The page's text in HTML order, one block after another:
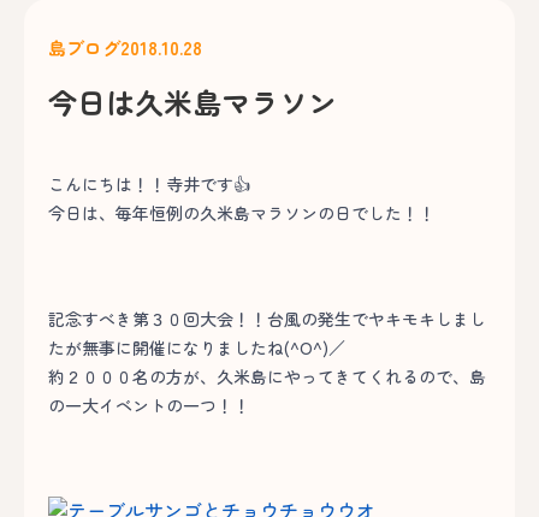
島ブログ2018.10.28
今日は久米島マラソン
こんにちは！！寺井です👍
今日は、毎年恒例の久米島マラソンの日でした！！
記念すべき第３０回大会！！台風の発生でヤキモキしまし
たが無事に開催になりましたね(^O^)／
約２０００名の方が、久米島にやってきてくれるので、島
の一大イベントの一つ！！